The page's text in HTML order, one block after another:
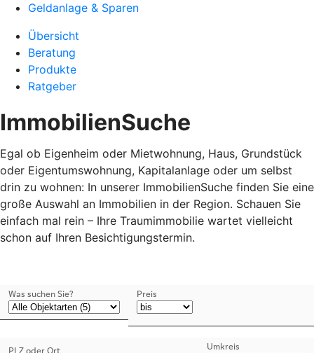
Geldanlage & Sparen
Übersicht
Beratung
Produkte
Ratgeber
ImmobilienSuche
Egal ob Eigenheim oder Mietwohnung, Haus, Grundstück
oder Eigentumswohnung, Kapitalanlage oder um selbst
drin zu wohnen: In unserer ImmobilienSuche finden Sie eine
große Auswahl an Immobilien in der Region. Schauen Sie
einfach mal rein – Ihre Traumimmobilie wartet vielleicht
schon auf Ihren Besichtigungstermin.